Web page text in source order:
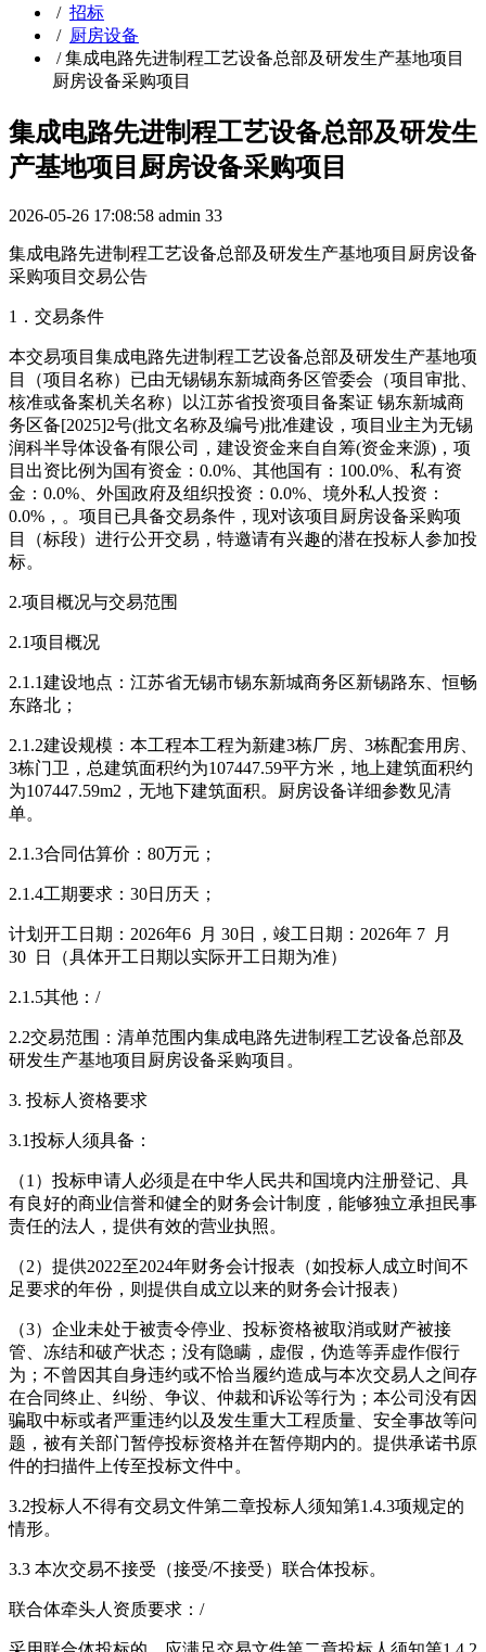
/ 招标
/ 厨房设备
/集成电路先进制程工艺设备总部及研发生产基地项目
厨房设备采购项目
集成电路先进制程工艺设备总部及研发生
产基地项目厨房设备采购项目
2026-05-26 17:08:58 admin 33
集成电路先进制程工艺设备总部及研发生产基地项目厨房设备
采购项目交易公告
1．交易条件
本交易项目集成电路先进制程工艺设备总部及研发生产基地项
目（项目名称）已由无锡锡东新城商务区管委会（项目审批、
核准或备案机关名称）以江苏省投资项目备案证 锡东新城商
务区备[2025]2号(批文名称及编号)批准建设，项目业主为无锡
润科半导体设备有限公司，建设资金来自自筹(资金来源)，项
目出资比例为国有资金：0.0%、其他国有：100.0%、私有资
金：0.0%、外国政府及组织投资：0.0%、境外私人投资：
0.0%，。项目已具备交易条件，现对该项目厨房设备采购项
目（标段）进行公开交易，特邀请有兴趣的潜在投标人参加投
标。
2.项目概况与交易范围
2.1项目概况
2.1.1建设地点：江苏省无锡市锡东新城商务区新锡路东、恒畅
东路北；
2.1.2建设规模：本工程本工程为新建3栋厂房、3栋配套用房、
3栋门卫，总建筑面积约为107447.59平方米，地上建筑面积约
为107447.59m2，无地下建筑面积。厨房设备详细参数见清
单。
2.1.3合同估算价：80万元；
2.1.4工期要求：30日历天；
计划开工日期：2026年6 月 30日，竣工日期：2026年 7 月
30 日（具体开工日期以实际开工日期为准）
2.1.5其他：/
2.2交易范围：清单范围内集成电路先进制程工艺设备总部及
研发生产基地项目厨房设备采购项目。
3. 投标人资格要求
3.1投标人须具备：
（1）投标申请人必须是在中华人民共和国境内注册登记、具
有良好的商业信誉和健全的财务会计制度，能够独立承担民事
责任的法人，提供有效的营业执照。
（2）提供2022至2024年财务会计报表（如投标人成立时间不
足要求的年份，则提供自成立以来的财务会计报表）
（3）企业未处于被责令停业、投标资格被取消或财产被接
管、冻结和破产状态；没有隐瞒，虚假，伪造等弄虚作假行
为；不曾因其自身违约或不恰当履约造成与本次交易人之间存
在合同终止、纠纷、争议、仲裁和诉讼等行为；本公司没有因
骗取中标或者严重违约以及发生重大工程质量、安全事故等问
题，被有关部门暂停投标资格并在暂停期内的。提供承诺书原
件的扫描件上传至投标文件中。
3.2投标人不得有交易文件第二章投标人须知第1.4.3项规定的
情形。
3.3 本次交易不接受（接受/不接受）联合体投标。
联合体牵头人资质要求：/